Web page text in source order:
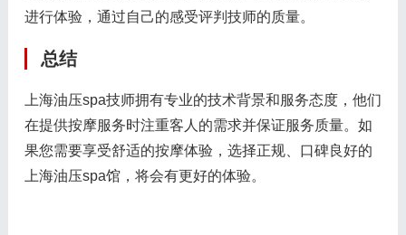
进行体验，通过自己的感受评判技师的质量。
总结
上海油压spa技师拥有专业的技术背景和服务态度，他们
在提供按摩服务时注重客人的需求并保证服务质量。如
果您需要享受舒适的按摩体验，选择正规、口碑良好的
上海油压spa馆，将会有更好的体验。